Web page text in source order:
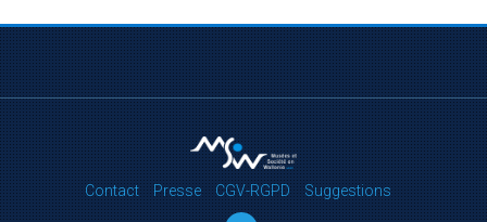
Contact Presse CGV-RGPD Suggestions